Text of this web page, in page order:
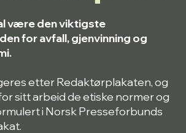
være den viktigste
for avfall, gjenvinning og
etter Redaktørplakaten, og
sitt arbeid de etiske normer og
i Norsk Presseforbunds